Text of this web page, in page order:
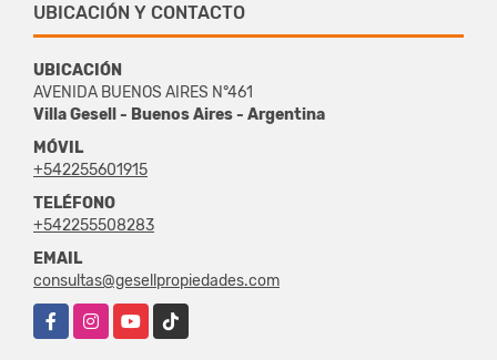
UBICACIÓN Y CONTACTO
UBICACIÓN
AVENIDA BUENOS AIRES N°461
Villa Gesell - Buenos Aires - Argentina
MÓVIL
+542255601915
TELÉFONO
+542255508283
EMAIL
consultas@gesellpropiedades.com
FacebookInstagramYouTubeTikTok